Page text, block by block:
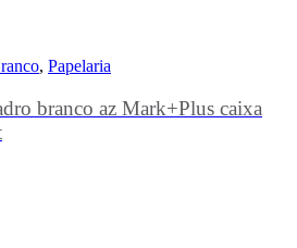
, Papelaria
branco az Mark+Plus caixa